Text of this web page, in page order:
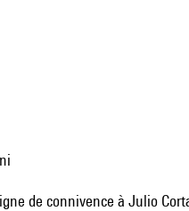
de connivence à Julio